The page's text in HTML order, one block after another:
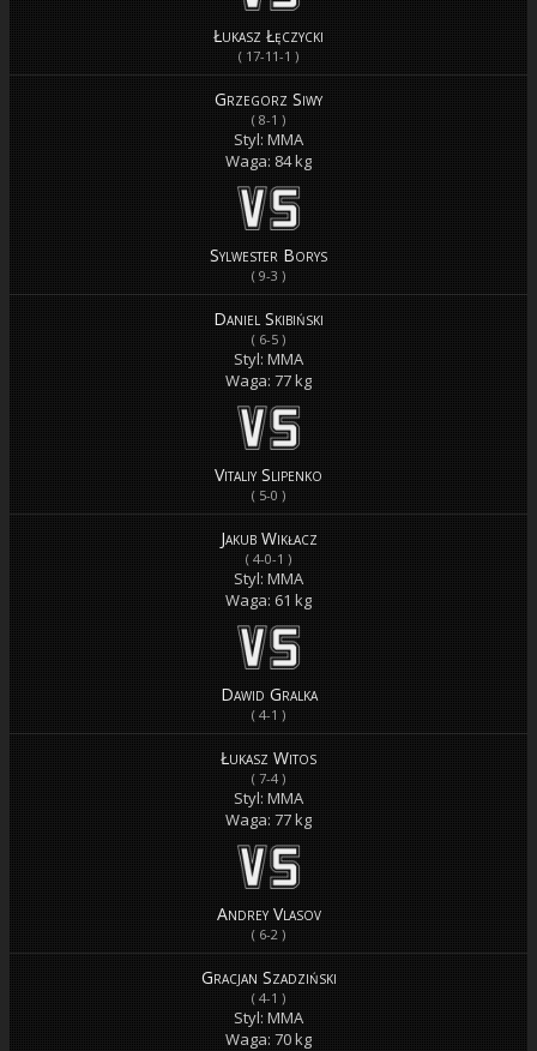
Łukasz Łęczycki
( 17-11-1 )
Grzegorz Siwy
( 8-1 )
Styl: MMA
Waga: 84 kg
Sylwester Borys
( 9-3 )
Daniel Skibiński
( 6-5 )
Styl: MMA
Waga: 77 kg
Vitaliy Slipenko
( 5-0 )
Jakub Wikłacz
( 4-0-1 )
Styl: MMA
Waga: 61 kg
Dawid Gralka
( 4-1 )
Łukasz Witos
( 7-4 )
Styl: MMA
Waga: 77 kg
Andrey Vlasov
( 6-2 )
Gracjan Szadziński
( 4-1 )
Styl: MMA
Waga: 70 kg